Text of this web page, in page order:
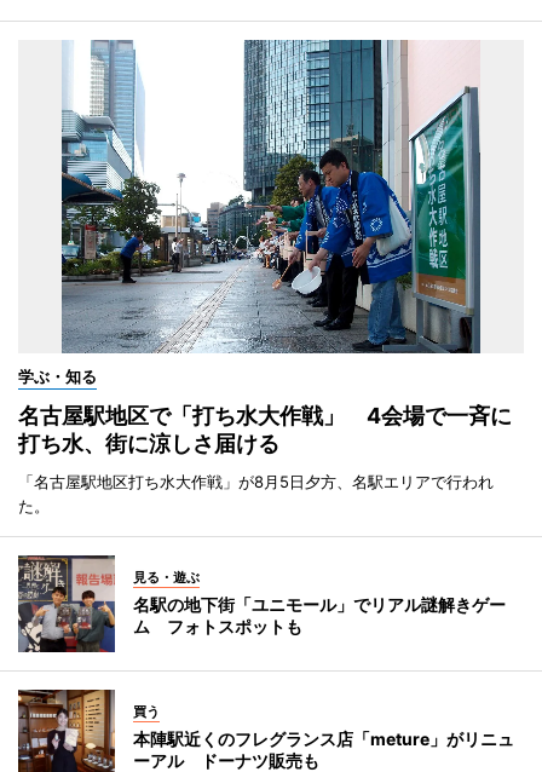
学ぶ・知る
名古屋駅地区で「打ち水大作戦」 4会場で一斉に
打ち水、街に涼しさ届ける
「名古屋駅地区打ち水大作戦」が8月5日夕方、名駅エリアで行われ
た。
見る・遊ぶ
名駅の地下街「ユニモール」でリアル謎解きゲー
ム フォトスポットも
買う
本陣駅近くのフレグランス店「meture」がリニュ
ーアル ドーナツ販売も